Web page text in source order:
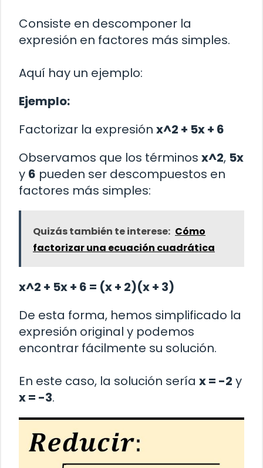
Consiste en descomponer la
expresión en factores más simples.
Aquí hay un ejemplo:
Ejemplo:
Factorizar la expresión x^2 + 5x + 6
Observamos que los términos x^2, 5x
y 6 pueden ser descompuestos en
factores más simples:
Quizás también te interese: Cómo
factorizar una ecuación cuadrática
x^2 + 5x + 6 = (x + 2)(x + 3)
De esta forma, hemos simplificado la
expresión original y podemos
encontrar fácilmente su solución.
En este caso, la solución sería x = -2 y
x = -3.